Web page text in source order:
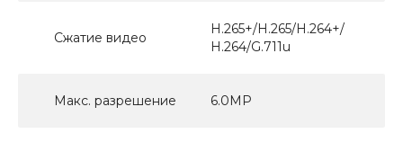
Сжатие видео
H.265+/H.265/H.264+/
H.264/G.711u
Макс. разрешение 6.0МР